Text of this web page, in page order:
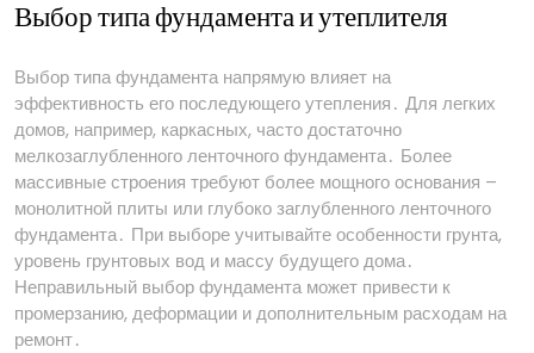
Выбор типа фундамента и утеплителя
Выбор типа фундамента напрямую влияет на
эффективность его последующего утепления․ Для легких
домов, например, каркасных, часто достаточно
мелкозаглубленного ленточного фундамента․ Более
массивные строения требуют более мощного основания –
монолитной плиты или глубоко заглубленного ленточного
фундамента․ При выборе учитывайте особенности грунта,
уровень грунтовых вод и массу будущего дома․
Неправильный выбор фундамента может привести к
промерзанию, деформации и дополнительным расходам на
ремонт․